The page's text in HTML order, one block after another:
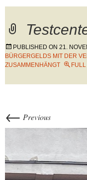
PUBLISHED ON 21.
BÜRGERGELDS MIT DER
ZUSAMMENHÄNGT
← Previous